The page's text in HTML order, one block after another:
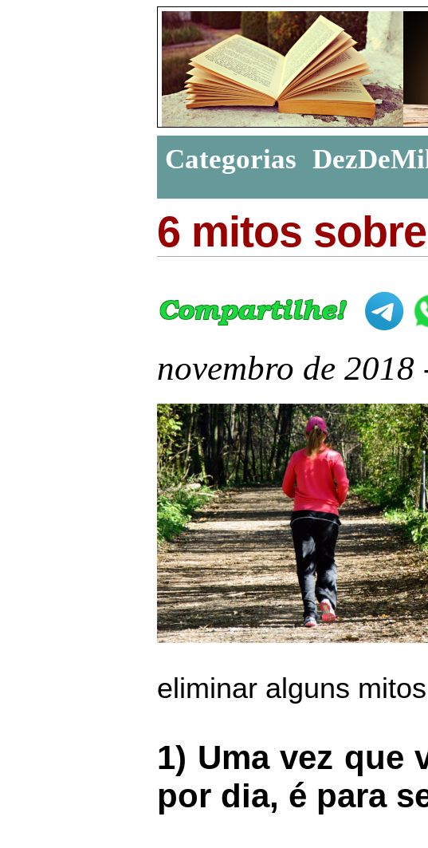
Categorias
6 mitos
novembro de 2018
eliminar alguns
1) Uma vez que
por dia, é para